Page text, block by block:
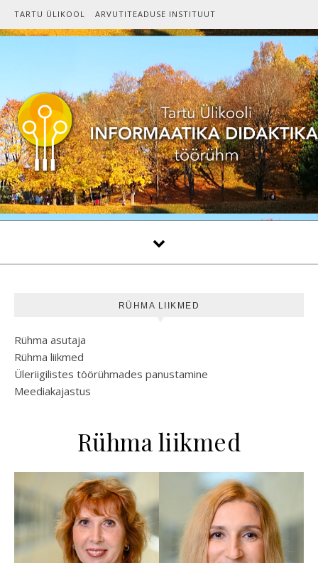
Skip to content
TARTU ÜLIKOOL ARVUTITEADUSE INSTITUUT
RÜHMA LIIKMED
Rühma asutaja
Rühma liikmed
Üleriigilistes töörühmades panustamine
Meediakajastus
Rühma liikmed